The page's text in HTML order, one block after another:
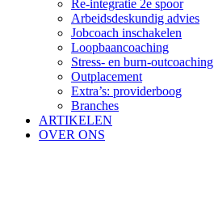
Re-integratie 2e spoor
Arbeidsdeskundig advies
Jobcoach inschakelen
Loopbaancoaching
Stress- en burn-outcoaching
Outplacement
Extra’s: providerboog
Branches
ARTIKELEN
OVER ONS